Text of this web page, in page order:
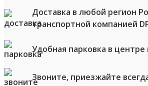
Доставка в любой регион
транспортной компанией
Удобная парковка в центре
Звоните, приезжайте